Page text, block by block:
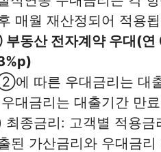
매월 재산정되어 적용
동산 전자계약 우대(연
에 따른 우대금리는 대
대금리는 대출기간 만
최종금리: 고객별 적용금
된 가산금리와 우대금